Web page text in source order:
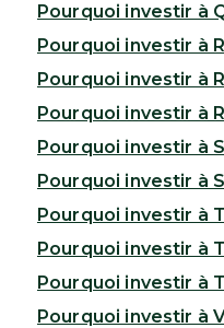
Pourquoi investir à
Pourquoi investir à
Pourquoi investir à
Pourquoi investir à
Pourquoi investir à
Pourquoi investir à
Pourquoi investir à
Pourquoi investir à
Pourquoi investir à
Pourquoi investir à